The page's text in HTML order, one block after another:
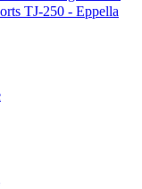
TJ-250 - Eppella